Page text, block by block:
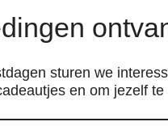
het geval. Staat
sturen we
en om jezelf te